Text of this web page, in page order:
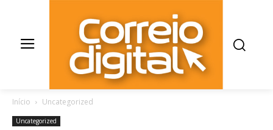
Início Uncategorized
Uncategorized